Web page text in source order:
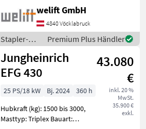
Betriebsstunden Tragkraft:
1600 kg Hubmast: TRIPLEX-
Freihub Hubhöhe: 6000 mm
Bauhöhe: 2585 mm Freihu
welift GmbH
4840 Vöcklabruck
Stapler-
und
Lagertechnik
/
Jungheinrich
Premium Plus Händler
Jungheinrich
EFG 430
43.080
€
inkl. 20 %
MwSt.
35.900 €
exkl.
25 PS/18 kW Bj. 2024
360 h
Hubkraft (kg): 1500 bis 3000,
Masttyp: Triplex Bauart: